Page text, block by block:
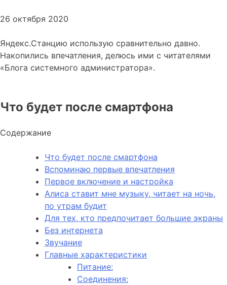
26 октября 2020
Яндекс.Станцию использую сравнительно давно.
Накопились впечатления, делюсь ими с читателями
«Блога системного администратора».
Что будет после смартфона
Содержание
Что будет после смартфона
Вспоминаю первые впечатления
Первое включение и настройка
Алиса ставит мне музыку, читает на ночь,
по утрам будит
Для тех, кто предпочитает большие экраны
Без интернета
Звучание
Главные характеристики
Питание:
Соединения: